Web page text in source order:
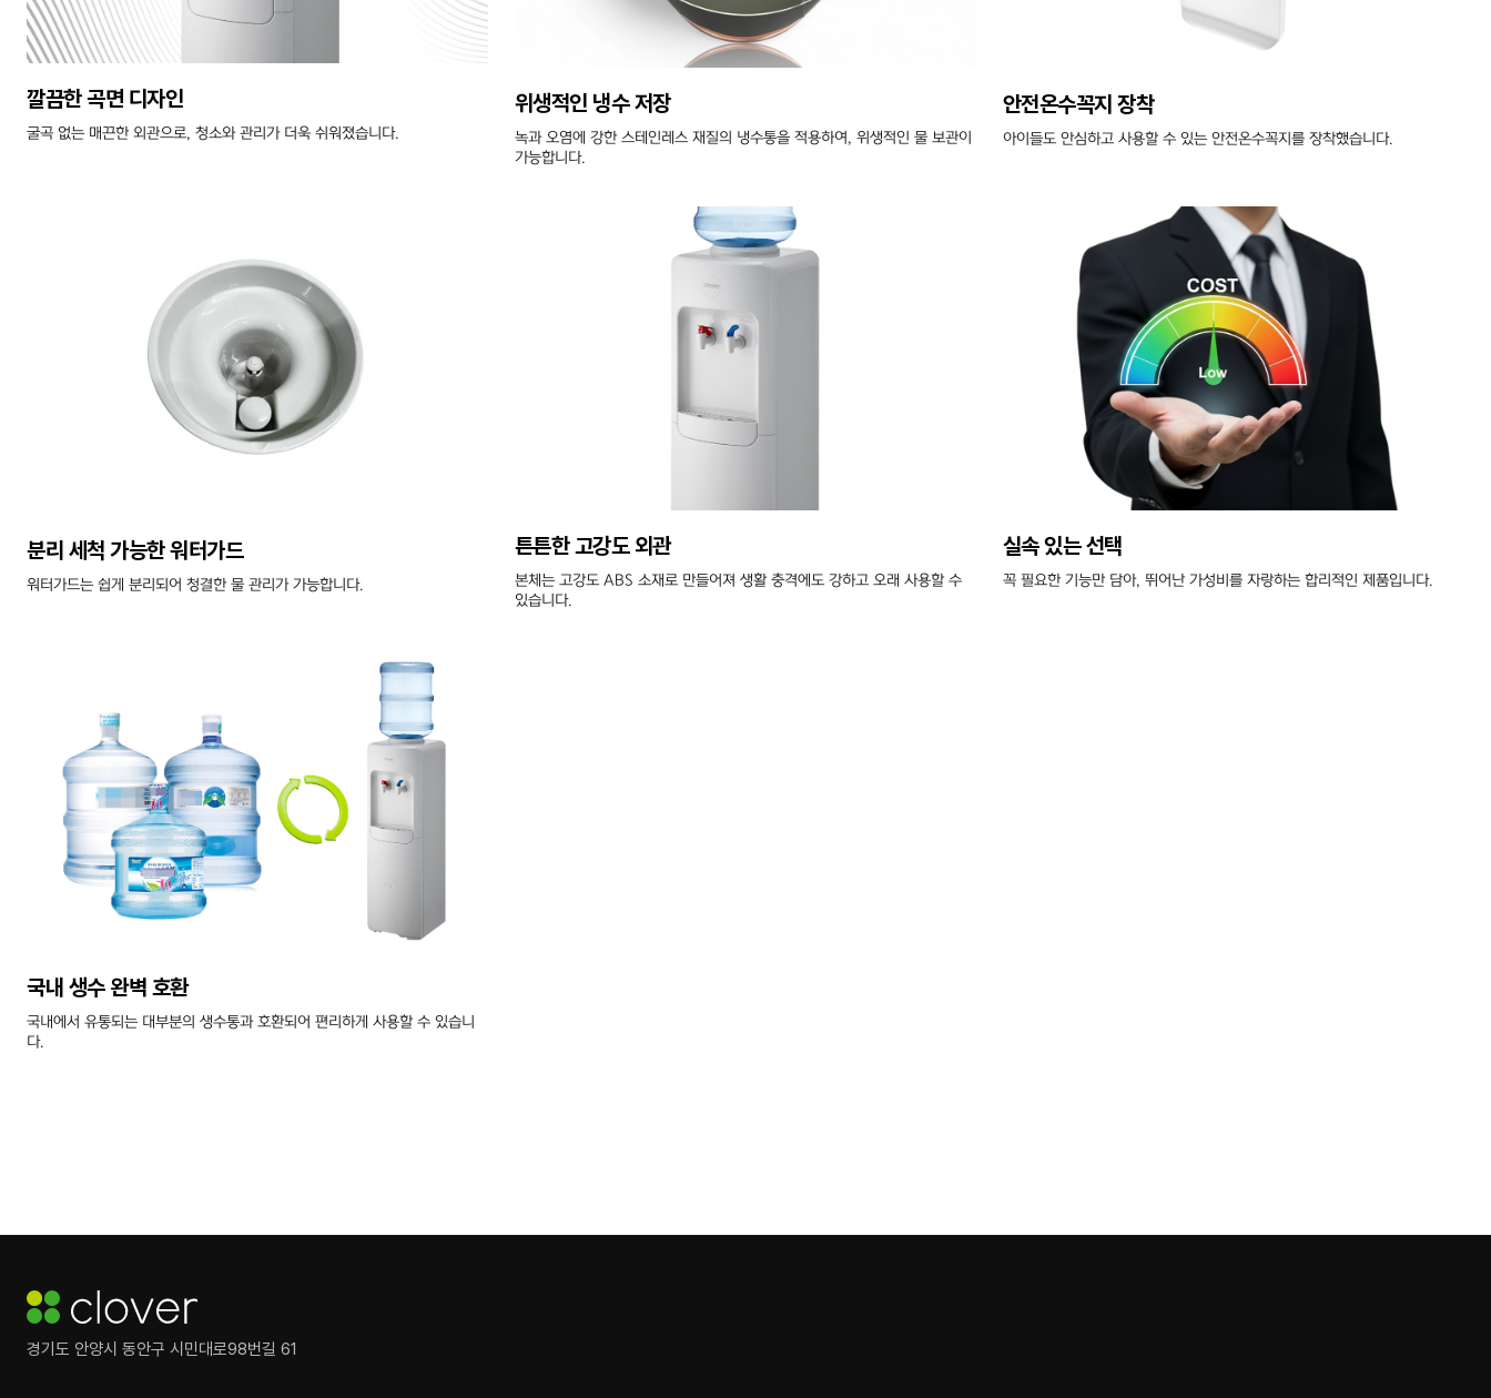
깔끔한 곡면 디자인
굴곡 없는 매끈한 외관으로, 청소와 관리가 더욱 쉬워졌습니다.
위생적인 냉수 저장
녹과 오염에 강한 스테인레스 재질의 냉수통을 적용하여, 위생적인 물 보관이
가능합니다.
안전온수꼭지 장착
아이들도 안심하고 사용할 수 있는 안전온수꼭지를 장착했습니다.
분리 세척 가능한 워터가드
워터가드는 쉽게 분리되어 청결한 물 관리가 가능합니다.
튼튼한 고강도 외관
본체는 고강도 ABS 소재로 만들어져 생활 충격에도 강하고 오래 사용할 수
있습니다.
실속 있는 선택
꼭 필요한 기능만 담아, 뛰어난 가성비를 자랑하는 합리적인 제품입니다.
국내 생수 완벽 호환
국내에서 유통되는 대부분의 생수통과 호환되어 편리하게 사용할 수 있습니
다.
경기도 안양시 동안구 시민대로98번길 61